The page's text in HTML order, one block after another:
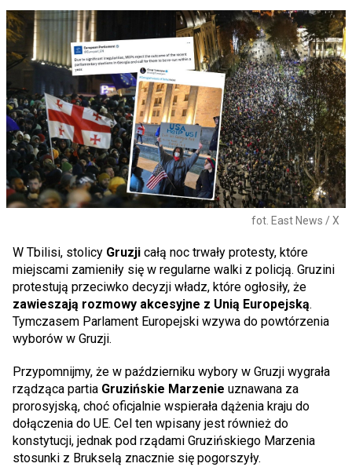
fot. East News / X
W Tbilisi, stolicy Gruzji całą noc trwały protesty, które
miejscami zamieniły się w regularne walki z policją. Gruzini
protestują przeciwko decyzji władz, które ogłosiły, że
zawieszają rozmowy akcesyjne z Unią Europejską.
Tymczasem Parlament Europejski wzywa do powtórzenia
wyborów w Gruzji.
Przypomnijmy, że w październiku wybory w Gruzji wygrała
rządząca partia Gruzińskie Marzenie uznawana za
prorosyjską, choć oficjalnie wspierała dążenia kraju do
dołączenia do UE. Cel ten wpisany jest również do
konstytucji, jednak pod rządami Gruzińskiego Marzenia
stosunki z Brukselą znacznie się pogorszyły.